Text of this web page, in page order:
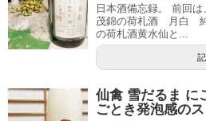
日本酒備忘録。 前回
茂錦の荷札酒 月白 純
の荷札酒黄水仙と...
仙禽 雪だるま に
ごとき発泡感の